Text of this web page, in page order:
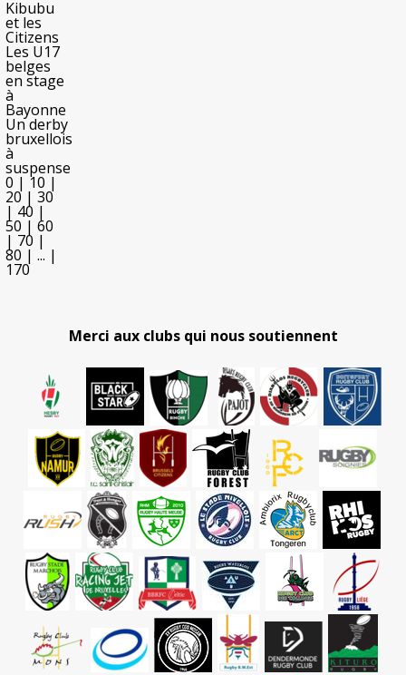
Kibubu
et les
Citizens
Les U17
belges
en stage
à
Bayonne
Un derby
bruxellois
à
suspense
0 | 10 |
20 | 30
| 40 |
50 | 60
| 70 |
80 | ... |
170
Merci aux clubs qui nous soutiennent